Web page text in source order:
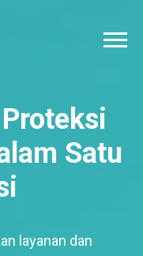
Satu
layanan dan